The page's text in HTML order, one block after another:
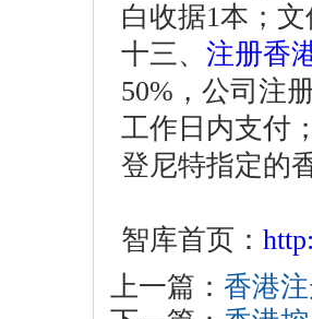
白收据1本；
十三、 注册香
50%，公司注
工作日内支付
登尼特指定的
智库首页：
上一篇： 香港